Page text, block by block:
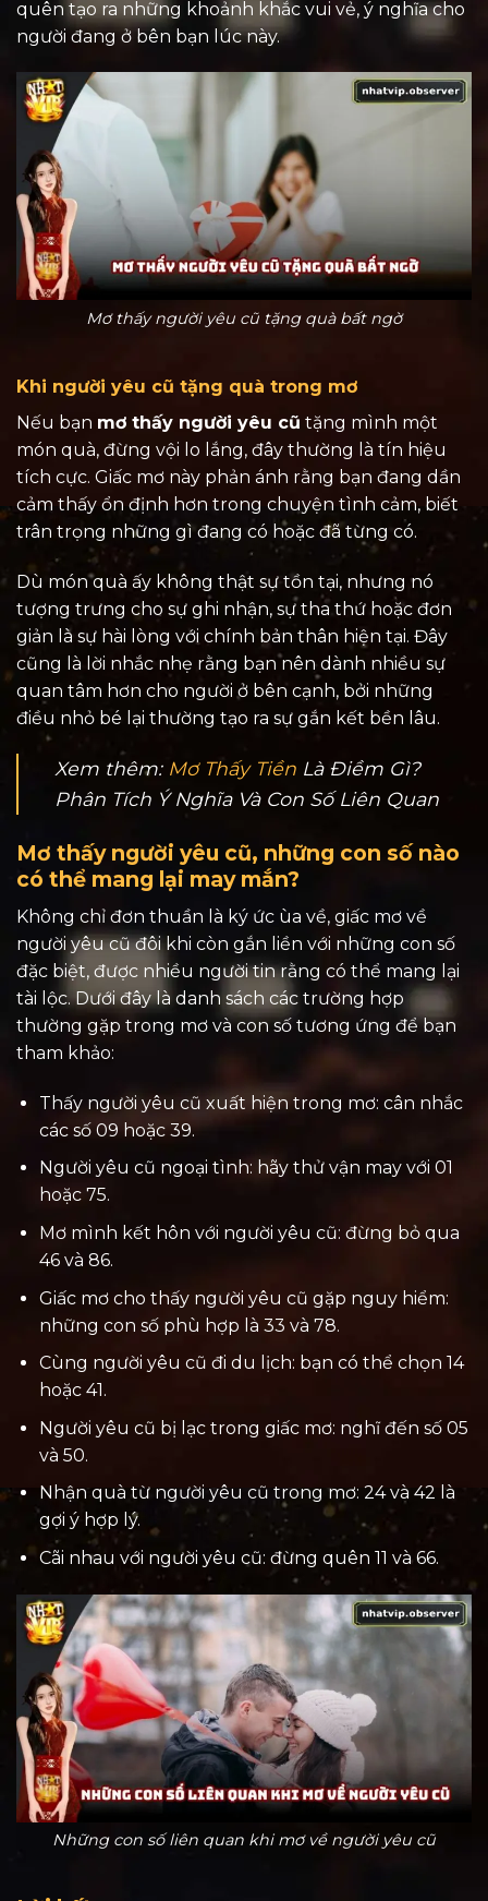
quên tạo ra những khoảnh khắc vui vẻ, ý nghĩa cho
người đang ở bên bạn lúc này.
Mơ thấy người yêu cũ tặng quà bất ngờ
Khi người yêu cũ tặng quà trong mơ
Nếu bạn mơ thấy người yêu cũ tặng mình một
món quà, đừng vội lo lắng, đây thường là tín hiệu
tích cực. Giấc mơ này phản ánh rằng bạn đang dần
cảm thấy ổn định hơn trong chuyện tình cảm, biết
trân trọng những gì đang có hoặc đã từng có.
Dù món quà ấy không thật sự tồn tại, nhưng nó
tượng trưng cho sự ghi nhận, sự tha thứ hoặc đơn
giản là sự hài lòng với chính bản thân hiện tại. Đây
cũng là lời nhắc nhẹ rằng bạn nên dành nhiều sự
quan tâm hơn cho người ở bên cạnh, bởi những
điều nhỏ bé lại thường tạo ra sự gắn kết bền lâu.
Xem thêm: Mơ Thấy Tiền Là Điềm Gì?
Phân Tích Ý Nghĩa Và Con Số Liên Quan
Mơ thấy người yêu cũ, những con số nào
có thể mang lại may mắn?
Không chỉ đơn thuần là ký ức ùa về, giấc mơ về
người yêu cũ đôi khi còn gắn liền với những con số
đặc biệt, được nhiều người tin rằng có thể mang lại
tài lộc. Dưới đây là danh sách các trường hợp
thường gặp trong mơ và con số tương ứng để bạn
tham khảo:
Thấy người yêu cũ xuất hiện trong mơ: cân nhắc
các số 09 hoặc 39.
Người yêu cũ ngoại tình: hãy thử vận may với 01
hoặc 75.
Mơ mình kết hôn với người yêu cũ: đừng bỏ qua
46 và 86.
Giấc mơ cho thấy người yêu cũ gặp nguy hiểm:
những con số phù hợp là 33 và 78.
Cùng người yêu cũ đi du lịch: bạn có thể chọn 14
hoặc 41.
Người yêu cũ bị lạc trong giấc mơ: nghĩ đến số 05
và 50.
Nhận quà từ người yêu cũ trong mơ: 24 và 42 là
gợi ý hợp lý.
Cãi nhau với người yêu cũ: đừng quên 11 và 66.
Những con số liên quan khi mơ về người yêu cũ